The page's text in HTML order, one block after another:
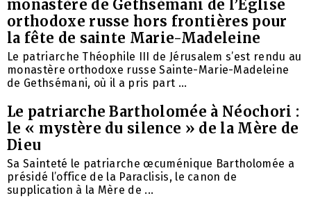
monastère de Gethsémani de l’Église
orthodoxe russe hors frontières pour
la fête de sainte Marie-Madeleine
Le patriarche Théophile III de Jérusalem s’est rendu au
monastère orthodoxe russe Sainte-Marie-Madeleine
de Gethsémani, où il a pris part ...
Le patriarche Bartholomée à Néochori :
le « mystère du silence » de la Mère de
Dieu
Sa Sainteté le patriarche œcuménique Bartholomée a
présidé l’office de la Paraclisis, le canon de
supplication à la Mère de ...